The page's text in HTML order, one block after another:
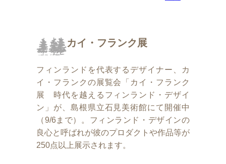
カイ・フランク展
フィンランドを代表するデザイナー、カ
イ・フランクの展覧会「カイ・フランク
展 時代を越えるフィンランド・デザイ
ン」が、島根県立石見美術館にて開催中
（9/6まで）。フィンランド・デザインの
良心と呼ばれが彼のプロダクトや作品等が
250点以上展示されます。